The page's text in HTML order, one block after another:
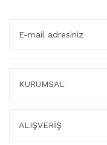
KURUMSAL
ALIŞVERİŞ